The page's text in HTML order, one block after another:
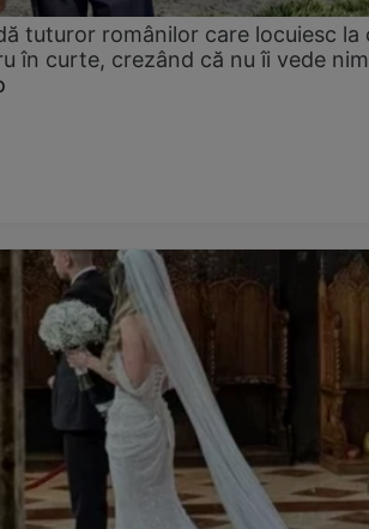
tuturor românilor care locuiesc la
în curte, crezând că nu îi vede